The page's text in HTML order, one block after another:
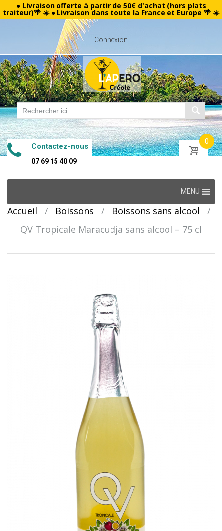
● Livraison offerte à partir de 50€ d'achat (hors plats
traiteur)🌴 ☀️ ● Livraison dans toute la France et Europe 🌴 ☀️
Connexion
Contactez-nous
07 69 15 40 09
0
content
MENU
Accueil / Boissons / Boissons sans alcool
/
QV Tropicale Maracudja sans alcool – 75 cl